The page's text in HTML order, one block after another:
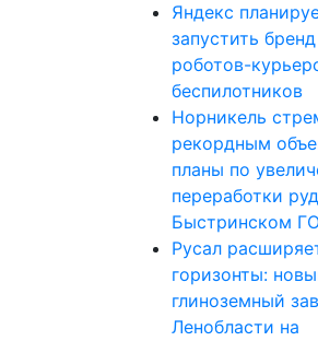
Яндекс
запустить
роботов-
беспилотников
Норникель
рекордным
планы по
переработки
Быстринском
Русал
горизонты:
глиноземный
Ленобласти на